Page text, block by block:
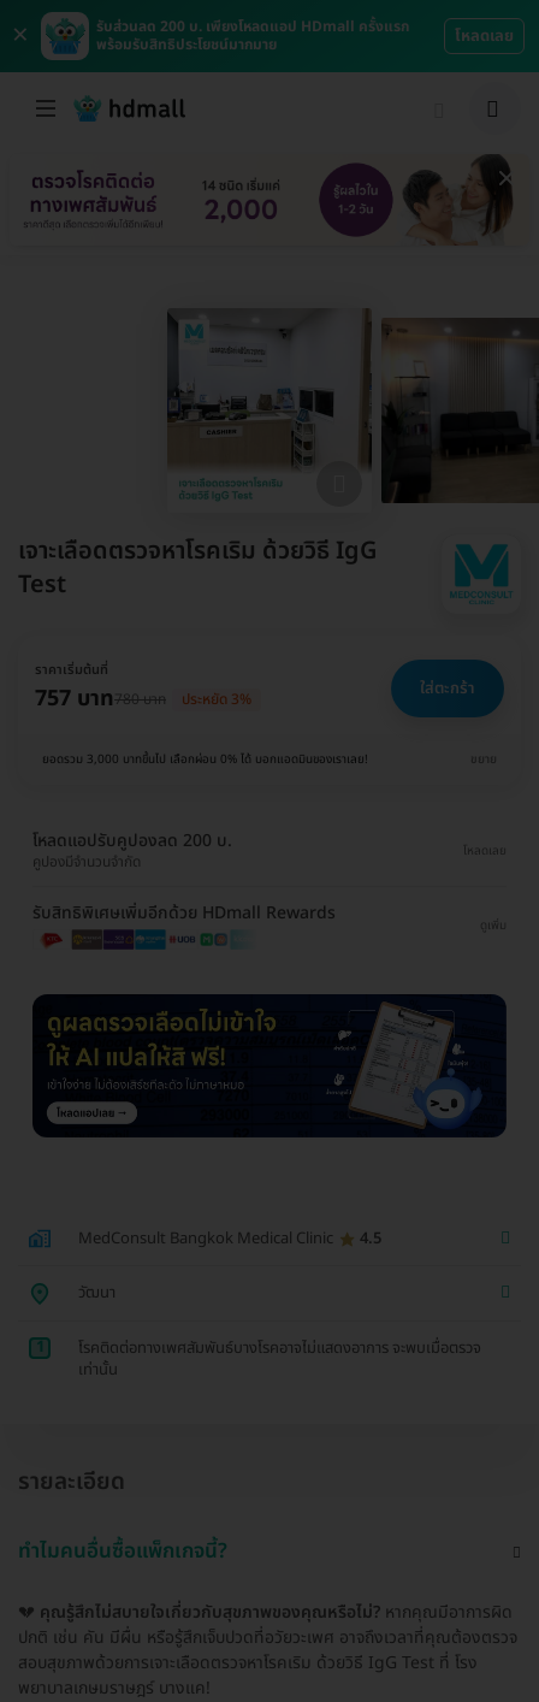
×
รับส่วนลด 200 บ. เพียงโหลดแอป HDmall ครั้งแรก
พร้อมรับสิทธิประโยชน์มากมาย
โหลดเลย
เจาะเลือดตรวจหาโรคเริม ด้วยวิธี IgG
Test
ราคาเริ่มต้นที่
757 บาท780 บาท ประหยัด 3% ใส่ตะกร้า
ยอดรวม 3,000 บาทขึ้นไป เลือกผ่อน 0% ได้ บอกแอดมินของเราเลย! ขยาย
โหลดแอปรับคูปองลด 200 บ.
คูปองมีจำนวนจำกัด
โหลดเลย
รับสิทธิพิเศษเพิ่มอีกด้วย HDmall Rewards
ดูเพิ่ม
MedConsult Bangkok Medical Clinic 4.5
วัฒนา
1
โรคติดต่อทางเพศสัมพันธ์บางโรคอาจไม่แสดงอาการ จะพบเมื่อตรวจ
เท่านั้น
รายละเอียด
ทำไมคนอื่นซื้อแพ็กเกจนี้?
💔 คุณรู้สึกไม่สบายใจเกี่ยวกับสุขภาพของคุณหรือไม่? หากคุณมีอาการผิด
ปกติ เช่น คัน มีผื่น หรือรู้สึกเจ็บปวดที่อวัยวะเพศ อาจถึงเวลาที่คุณต้องตรวจ
สอบสุขภาพด้วยการเจาะเลือดตรวจหาโรคเริม ด้วยวิธี IgG Test ที่ โรง
พยาบาลเกษมราษฎร์ บางแค!